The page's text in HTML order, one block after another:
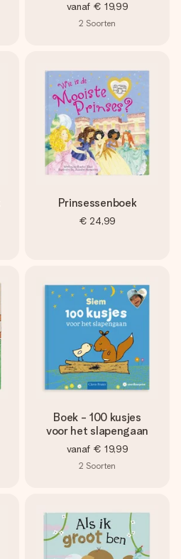
vanaf € 19,99
2 Soorten
Prinsessenboek
€ 24,99
Boek - 100 kusjes
voor het slapengaan
vanaf € 19,99
2 Soorten